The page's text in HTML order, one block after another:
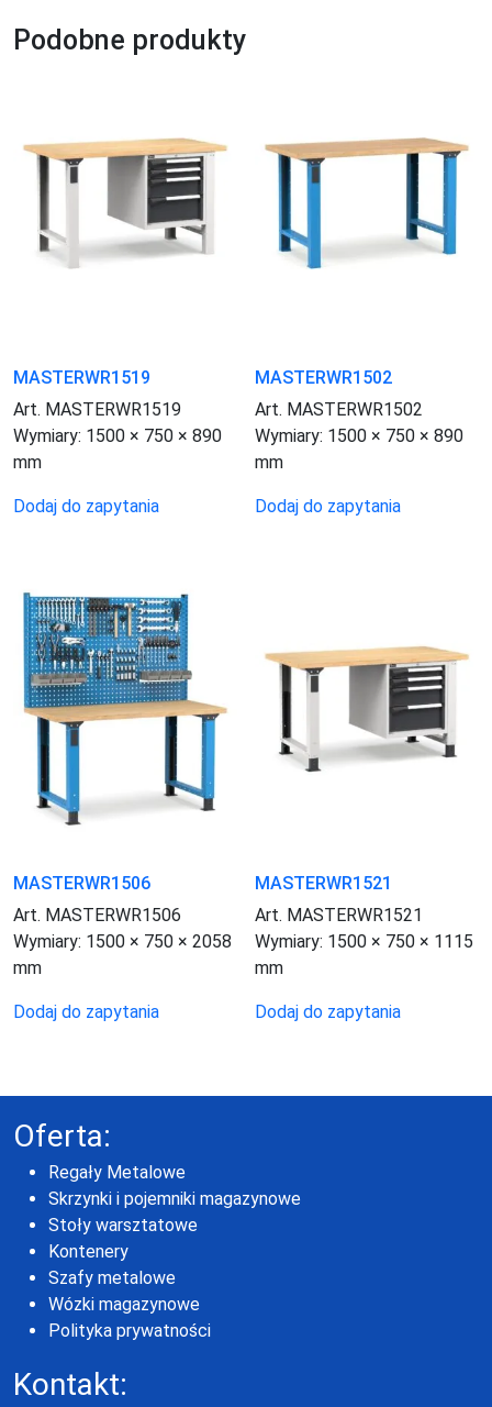
Podobne produkty
MASTERWR1519
Art. MASTERWR1519
Wymiary: 1500 × 750 × 890
mm
Dodaj do zapytania
MASTERWR1502
Art. MASTERWR1502
Wymiary: 1500 × 750 × 890
mm
Dodaj do zapytania
MASTERWR1506
Art. MASTERWR1506
Wymiary: 1500 × 750 × 2058
mm
Dodaj do zapytania
MASTERWR1521
Art. MASTERWR1521
Wymiary: 1500 × 750 × 1115
mm
Dodaj do zapytania
Oferta:
Regały Metalowe
Skrzynki i pojemniki magazynowe
Stoły warsztatowe
Kontenery
Szafy metalowe
Wózki magazynowe
Polityka prywatności
Kontakt: